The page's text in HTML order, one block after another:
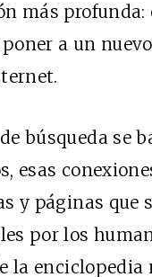
más profunda:
a un
búsqueda se
esas
y páginas que
por los
la enciclopedia